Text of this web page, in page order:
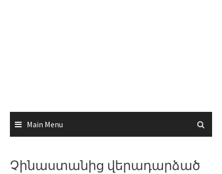
Main Menu
Չինաստանից վերադարձած